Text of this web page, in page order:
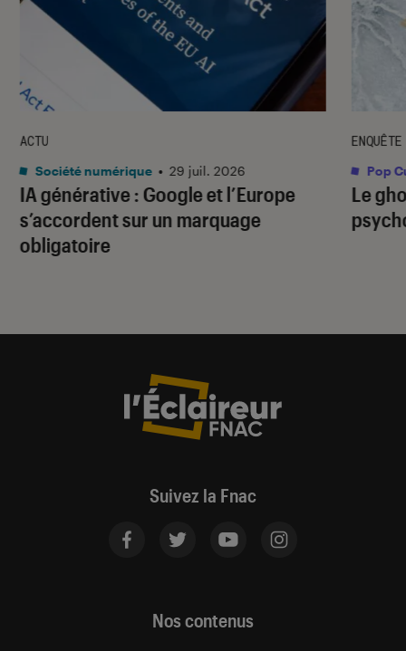
IA générative : Google et l’Europe
s’accordent sur un marquage
obligatoire
ACTU
Société numérique • 29 juil. 2026
Le
ENQUÊTE
Pop
Suivez la Fnac
Nos contenus